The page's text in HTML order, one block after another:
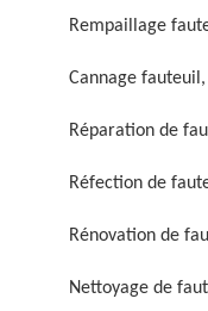
Rénovation de
chaise et siège 59
Rempaillage
Cannage
Réparation de
Réfection de
Rénovation de
Nettoyage de